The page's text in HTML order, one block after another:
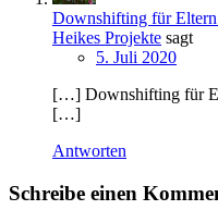
Downshifting für
Heikes Projekte sagt
5. Juli 2020
[…] Downshifting für
[…]
Antworten
Schreibe einen